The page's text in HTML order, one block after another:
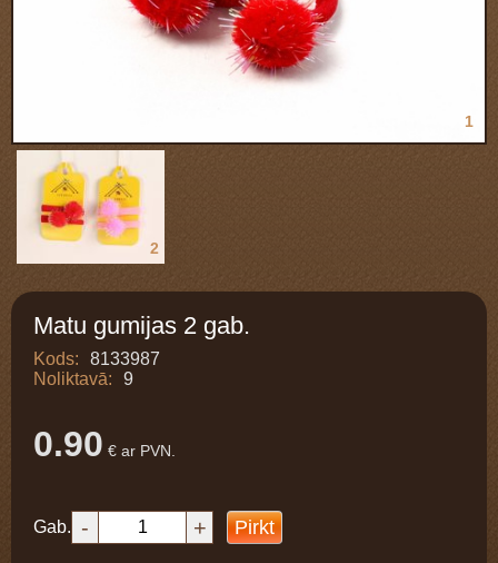
1
2
Matu gumijas 2 gab.
Kods:
8133987
Noliktavā:
9
0.90 € ar PVN.
Gab. - + Pirkt